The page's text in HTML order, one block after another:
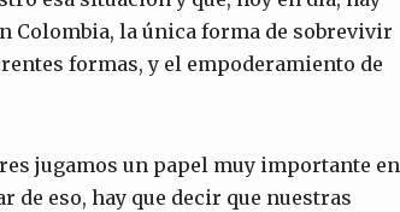
Colombia, la única forma de sobrevivir
formas, y el empoderamiento de
jugamos un papel muy importante en
de eso, hay que decir que nuestras